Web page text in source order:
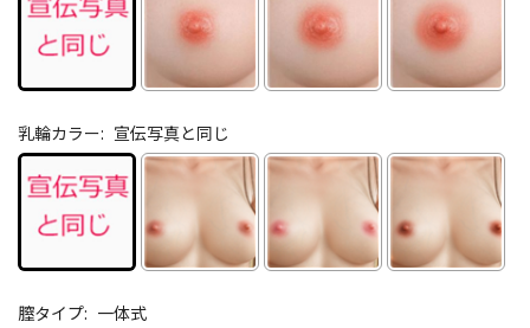
乳輪カラー: 宣伝写真と同じ
膣タイプ: 一体式